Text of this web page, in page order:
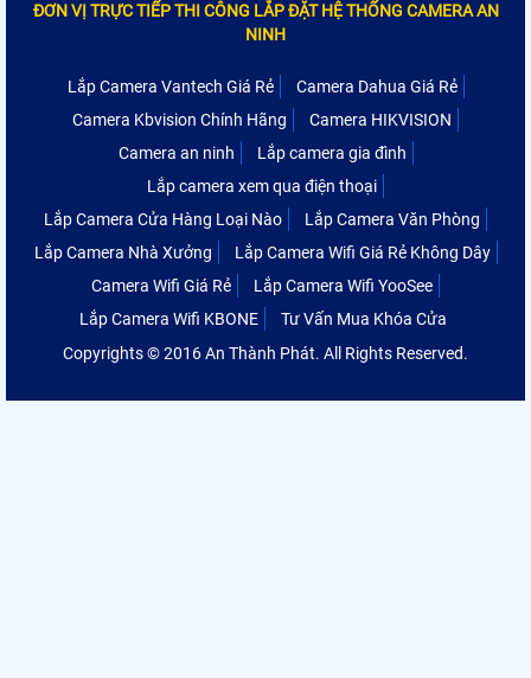
ĐƠN VỊ TRỰC TIẾP THI CÔNG LẮP ĐẶT HỆ THỐNG CAMERA AN
NINH
Lắp Camera Vantech Giá Rẻ
Camera Dahua Giá Rẻ
Camera Kbvision Chính Hãng
Camera HIKVISION
Camera an ninh
Lắp camera gia đình
Lắp camera xem qua điện thoại
Lắp Camera Cửa Hàng Loại Nào
Lắp Camera Văn Phòng
Lắp Camera Nhà Xưởng
Lắp Camera Wifi Giá Rẻ Không Dây
Camera Wifi Giá Rẻ
Lắp Camera Wifi YooSee
Lắp Camera Wifi KBONE
Tư Vấn Mua Khóa Cửa
Copyrights © 2016 An Thành Phát. All Rights Reserved.